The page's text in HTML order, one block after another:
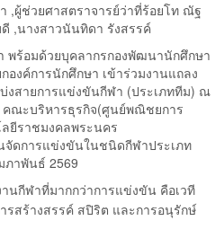
,ผู้ช่วยศาสตราจารย์ว่าที่ร้อยโท ณัฐ
,นางสาวนันทิดา รังสรรค์
พร้อมด้วยบุคลากรกองพัฒนานักศึกษา
งค์การนักศึกษา เข้าร่วมงานแถลง
งสายการแข่งขันกีฬา (ประเภททีม) ณ
ณะบริหารธุรกิจ(ศูนย์พณิชยการ
ยีราชมงคลพระนคร
จัดการแข่งขันในชนิดกีฬาประเภท
ภาพันธ์ 2569
นกีฬาที่มากกว่าการแข่งขัน คือเวที
รสร้างสรรค์ สปิริต และการอนุรักษ์